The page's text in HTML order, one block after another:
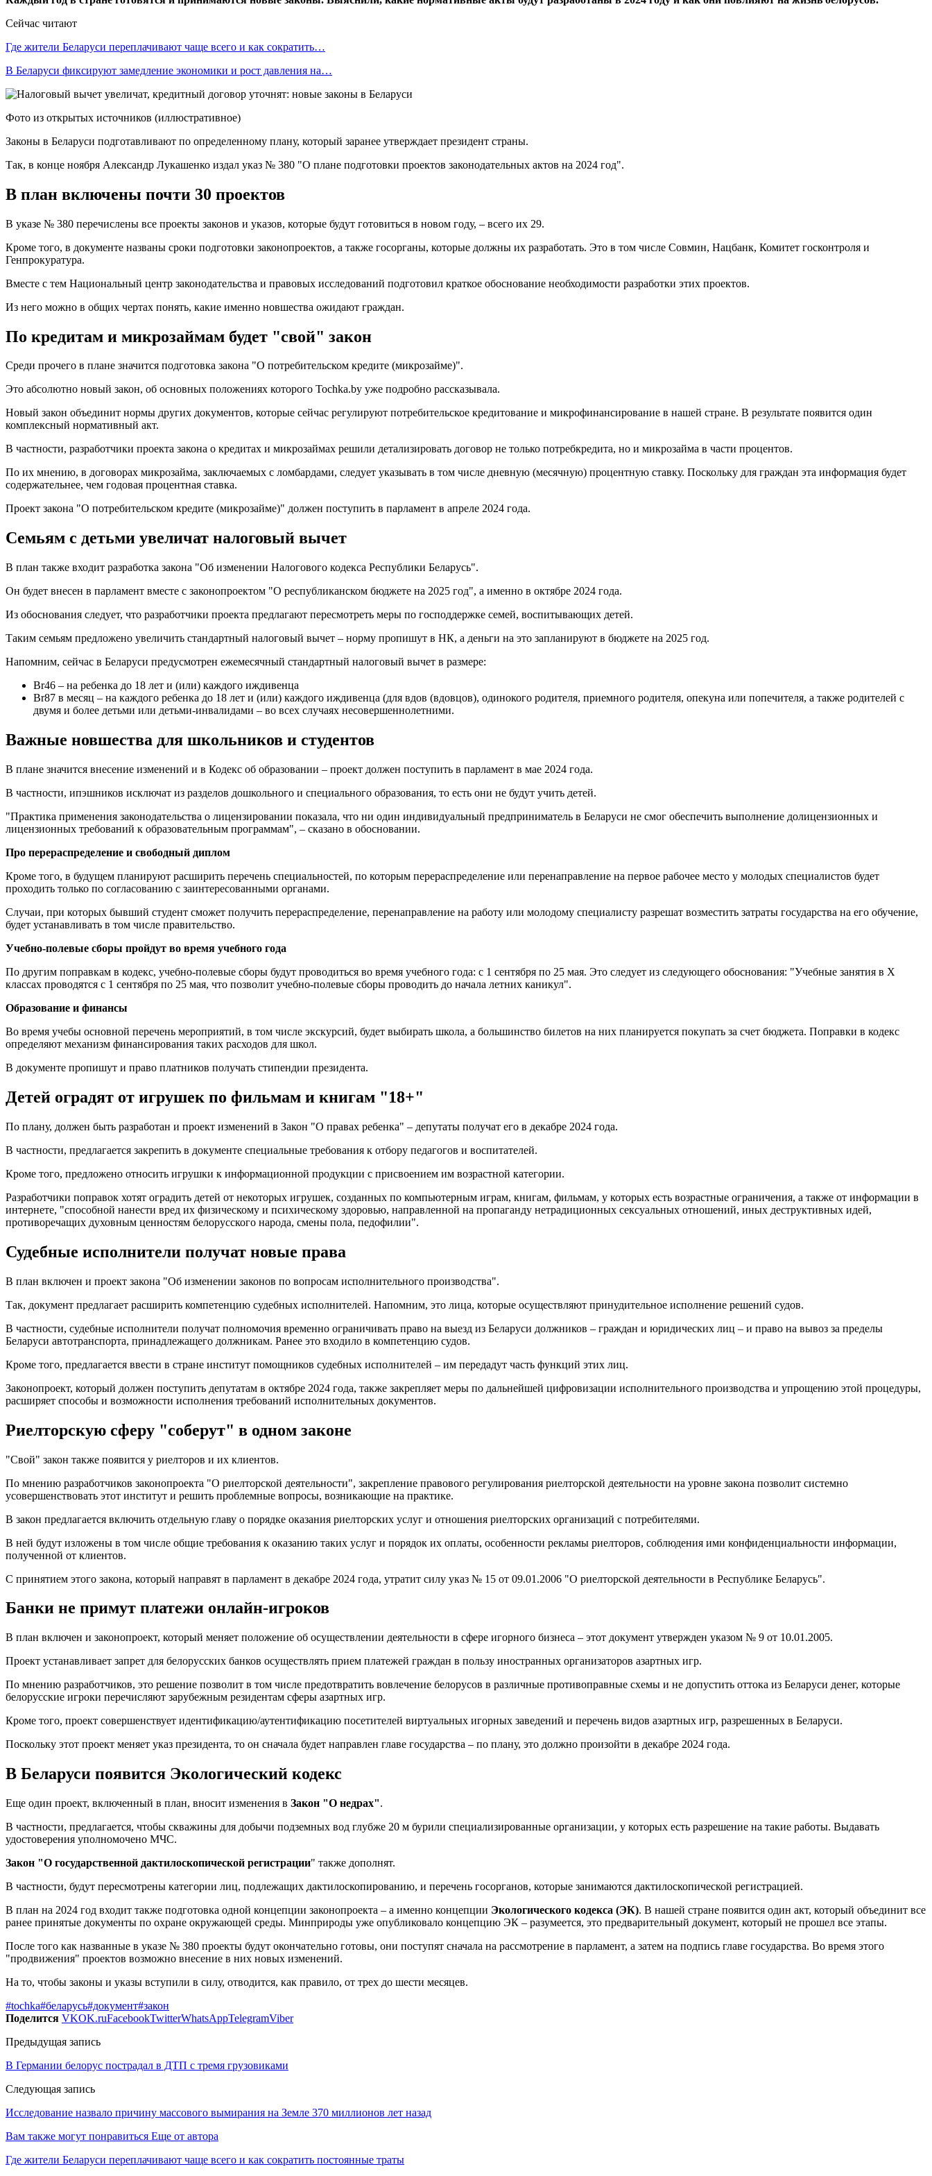
Сейчас читают
Где жители Беларуси переплачивают чаще всего и как сократить…
В Беларуси фиксируют замедление экономики и рост давления на…
Фото из открытых источников (иллюстративное)
Законы в Беларуси подготавливают по определенному плану, который заранее утверждает президент страны.
Так, в конце ноября Александр Лукашенко издал указ № 380 "О плане подготовки проектов законодательных актов на 2024 год".
В план включены почти 30 проектов
В указе № 380 перечислены все проекты законов и указов, которые будут готовиться в новом году, – всего их 29.
Кроме того, в документе названы сроки подготовки законопроектов, а также госорганы, которые должны их разработать. Это в том числе Совмин, Нацбанк, Комитет госконтроля и
Генпрокуратура.
Вместе с тем Национальный центр законодательства и правовых исследований подготовил краткое обоснование необходимости разработки этих проектов.
Из него можно в общих чертах понять, какие именно новшества ожидают граждан.
По кредитам и микрозаймам будет "свой" закон
Среди прочего в плане значится подготовка закона "О потребительском кредите (микрозайме)".
Это абсолютно новый закон, об основных положениях которого Tochka.by уже подробно рассказывала.
Новый закон объединит нормы других документов, которые сейчас регулируют потребительское кредитование и микрофинансирование в нашей стране. В результате появится один
комплексный нормативный акт.
В частности, разработчики проекта закона о кредитах и микрозаймах решили детализировать договор не только потребкредита, но и микрозайма в части процентов.
По их мнению, в договорах микрозайма, заключаемых с ломбардами, следует указывать в том числе дневную (месячную) процентную ставку. Поскольку для граждан эта информация будет
содержательнее, чем годовая процентная ставка.
Проект закона "О потребительском кредите (микрозайме)" должен поступить в парламент в апреле 2024 года.
Семьям с детьми увеличат налоговый вычет
В план также входит разработка закона "Об изменении Налогового кодекса Республики Беларусь".
Он будет внесен в парламент вместе с законопроектом "О республиканском бюджете на 2025 год", а именно в октябре 2024 года.
Из обоснования следует, что разработчики проекта предлагают пересмотреть меры по господдержке семей, воспитывающих детей.
Таким семьям предложено увеличить стандартный налоговый вычет – норму пропишут в НК, а деньги на это запланируют в бюджете на 2025 год.
Напомним, сейчас в Беларуси предусмотрен ежемесячный стандартный налоговый вычет в размере:
Br46 – на ребенка до 18 лет и (или) каждого иждивенца
Br87 в месяц – на каждого ребенка до 18 лет и (или) каждого иждивенца (для вдов (вдовцов), одинокого родителя, приемного родителя, опекуна или попечителя, а также родителей с
двумя и более детьми или детьми-инвалидами – во всех случаях несовершеннолетними.
Важные новшества для школьников и студентов
В плане значится внесение изменений и в Кодекс об образовании – проект должен поступить в парламент в мае 2024 года.
В частности, ипэшников исключат из разделов дошкольного и специального образования, то есть они не будут учить детей.
"Практика применения законодательства о лицензировании показала, что ни один индивидуальный предприниматель в Беларуси не смог обеспечить выполнение долицензионных и
лицензионных требований к образовательным программам", – сказано в обосновании.
Про перераспределение и свободный диплом
Кроме того, в будущем планируют расширить перечень специальностей, по которым перераспределение или перенаправление на первое рабочее место у молодых специалистов будет
проходить только по согласованию с заинтересованными органами.
Случаи, при которых бывший студент сможет получить перераспределение, перенаправление на работу или молодому специалисту разрешат возместить затраты государства на его обучение,
будет устанавливать в том числе правительство.
Учебно-полевые сборы пройдут во время учебного года
По другим поправкам в кодекс, учебно-полевые сборы будут проводиться во время учебного года: с 1 сентября по 25 мая. Это следует из следующего обоснования: "Учебные занятия в X
классах проводятся с 1 сентября по 25 мая, что позволит учебно-полевые сборы проводить до начала летних каникул".
Образование и финансы
Во время учебы основной перечень мероприятий, в том числе экскурсий, будет выбирать школа, а большинство билетов на них планируется покупать за счет бюджета. Поправки в кодекс
определяют механизм финансирования таких расходов для школ.
В документе пропишут и право платников получать стипендии президента.
Детей оградят от игрушек по фильмам и книгам "18+"
По плану, должен быть разработан и проект изменений в Закон "О правах ребенка" – депутаты получат его в декабре 2024 года.
В частности, предлагается закрепить в документе специальные требования к отбору педагогов и воспитателей.
Кроме того, предложено относить игрушки к информационной продукции с присвоением им возрастной категории.
Разработчики поправок хотят оградить детей от некоторых игрушек, созданных по компьютерным играм, книгам, фильмам, у которых есть возрастные ограничения, а также от информации в
интернете, "способной нанести вред их физическому и психическому здоровью, направленной на пропаганду нетрадиционных сексуальных отношений, иных деструктивных идей,
противоречащих духовным ценностям белорусского народа, смены пола, педофилии".
Судебные исполнители получат новые права
В план включен и проект закона "Об изменении законов по вопросам исполнительного производства".
Так, документ предлагает расширить компетенцию судебных исполнителей. Напомним, это лица, которые осуществляют принудительное исполнение решений судов.
В частности, судебные исполнители получат полномочия временно ограничивать право на выезд из Беларуси должников – граждан и юридических лиц – и право на вывоз за пределы
Беларуси автотранспорта, принадлежащего должникам. Ранее это входило в компетенцию судов.
Кроме того, предлагается ввести в стране институт помощников судебных исполнителей – им передадут часть функций этих лиц.
Законопроект, который должен поступить депутатам в октябре 2024 года, также закрепляет меры по дальнейшей цифровизации исполнительного производства и упрощению этой процедуры,
расширяет способы и возможности исполнения требований исполнительных документов.
Риелторскую сферу "соберут" в одном законе
"Свой" закон также появится у риелторов и их клиентов.
По мнению разработчиков законопроекта "О риелторской деятельности", закрепление правового регулирования риелторской деятельности на уровне закона позволит системно
усовершенствовать этот институт и решить проблемные вопросы, возникающие на практике.
В закон предлагается включить отдельную главу о порядке оказания риелторских услуг и отношения риелторских организаций с потребителями.
В ней будут изложены в том числе общие требования к оказанию таких услуг и порядок их оплаты, особенности рекламы риелторов, соблюдения ими конфиденциальности информации,
полученной от клиентов.
С принятием этого закона, который направят в парламент в декабре 2024 года, утратит силу указ № 15 от 09.01.2006 "О риелторской деятельности в Республике Беларусь".
Банки не примут платежи онлайн-игроков
В план включен и законопроект, который меняет положение об осуществлении деятельности в сфере игорного бизнеса – этот документ утвержден указом № 9 от 10.01.2005.
Проект устанавливает запрет для белорусских банков осуществлять прием платежей граждан в пользу иностранных организаторов азартных игр.
По мнению разработчиков, это решение позволит в том числе предотвратить вовлечение белорусов в различные противоправные схемы и не допустить оттока из Беларуси денег, которые
белорусские игроки перечисляют зарубежным резидентам сферы азартных игр.
Кроме того, проект совершенствует идентификацию/аутентификацию посетителей виртуальных игорных заведений и перечень видов азартных игр, разрешенных в Беларуси.
Поскольку этот проект меняет указ президента, то он сначала будет направлен главе государства – по плану, это должно произойти в декабре 2024 года.
В Беларуси появится Экологический кодекс
Еще один проект, включенный в план, вносит изменения в Закон "О недрах".
В частности, предлагается, чтобы скважины для добычи подземных вод глубже 20 м бурили специализированные организации, у которых есть разрешение на такие работы. Выдавать
удостоверения уполномочено МЧС.
Закон "О государственной дактилоскопической регистрации" также дополнят.
В частности, будут пересмотрены категории лиц, подлежащих дактилоскопированию, и перечень госорганов, которые занимаются дактилоскопической регистрацией.
В план на 2024 год входит также подготовка одной концепции законопроекта – а именно концепции Экологического кодекса (ЭК). В нашей стране появится один акт, который объединит все
ранее принятые документы по охране окружающей среды. Минприроды уже опубликовало концепцию ЭК – разумеется, это предварительный документ, который не прошел все этапы.
После того как названные в указе № 380 проекты будут окончательно готовы, они поступят сначала на рассмотрение в парламент, а затем на подпись главе государства. Во время этого
"продвижения" проектов возможно внесение в них новых изменений.
На то, чтобы законы и указы вступили в силу, отводится, как правило, от трех до шести месяцев.
#tochka#беларусь#документ#закон
Поделится VKOK.ruFacebookTwitterWhatsAppTelegramViber
Предыдущая запись
В Германии белорус пострадал в ДТП с тремя грузовиками
Следующая запись
Исследование назвало причину массового вымирания на Земле 370 миллионов лет назад
Вам также могут понравиться Еще от автора
Где жители Беларуси переплачивают чаще всего и как сократить постоянные траты